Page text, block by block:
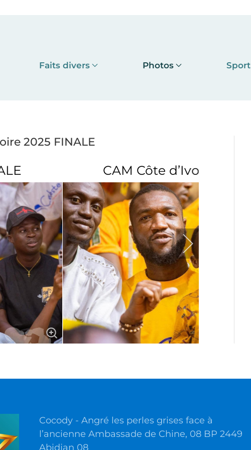
Faits divers Photos Sport
2025 FINALE
d’Ivoire 2025 FINALE
Cocody - Angré les perles grises face à
l’ancienne Ambassade de Chine, 08 BP 2449
Abidjan 08